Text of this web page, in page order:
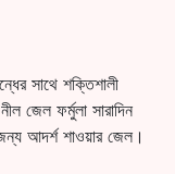
সাথে শক্তিশালী
জেল ফর্মুলা সারাদিন
আদর্শ শাওয়ার জেল।